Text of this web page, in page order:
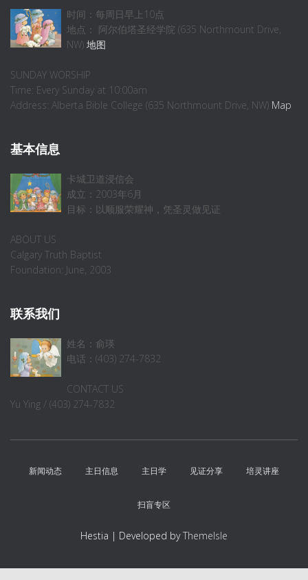
时间：每周日早上10点
地点： 阿尔伯塔圣经学院 (635 Northmount Drive,
NW) 地图
SUNDAY WORSHIP
Time: Every Sunday at 10:00am
Address: Alberta Bible College (635 Northmount Drive, NW) Map
基本信息
卡城卫道浸信会
成立：2003年6月
目标：以顺服荣耀神，凭圣灵做见证
ABOUT US
Calgary Truth Baptist
Foundation: June, 2003
联系我们
姓名：俞瑛
电话：(403) 274-7832
CONTACT US
Yu Ying / (403) 274-7832
新闻动态 主日信息 主日学 见证分享 培灵讲座
扫盲专区
Hestia | Developed byThemeIsle